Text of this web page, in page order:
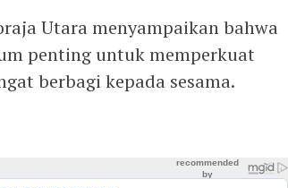
Utara menyampaikan bahwa
penting untuk memperkuat
berbagi kepada sesama.